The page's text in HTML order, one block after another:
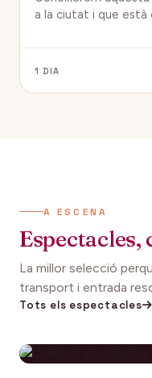
a la ciutat i que està
1 DIA
A ESCENA
La millor selecció
transport i entrada
Tots els espectacles